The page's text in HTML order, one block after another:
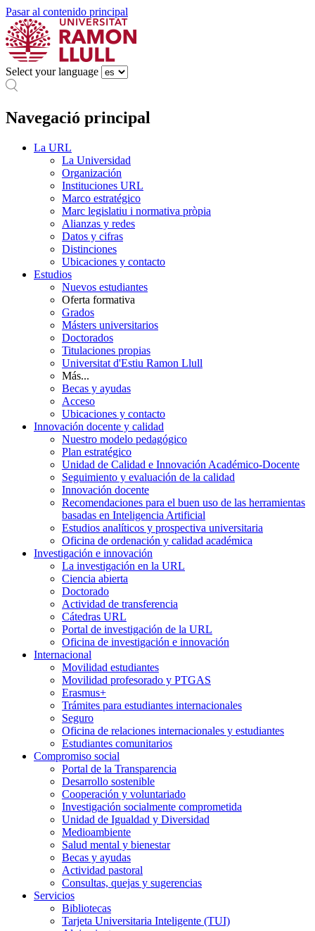
Pasar al contenido principal
Select your language
Navegació principal
La URL
La Universidad
Organización
Instituciones URL
Marco estratégico
Marc legislatiu i normativa pròpia
Alianzas y redes
Datos y cifras
Distinciones
Ubicaciones y contacto
Estudios
Nuevos estudiantes
Oferta formativa
Grados
Másters universitarios
Doctorados
Titulaciones propias
Universitat d'Estiu Ramon Llull
Más...
Becas y ayudas
Acceso
Ubicaciones y contacto
Innovación docente y calidad
Nuestro modelo pedagógico
Plan estratégico
Unidad de Calidad e Innovación Académico-Docente
Seguimiento y evaluación de la calidad
Innovación docente
Recomendaciones para el buen uso de las herramientas
basadas en Inteligencia Artificial
Estudios analíticos y prospectiva universitaria
Oficina de ordenación y calidad académica
Investigación e innovación
La investigación en la URL
Ciencia abierta
Doctorado
Actividad de transferencia
Cátedras URL
Portal de investigación de la URL
Oficina de investigación e innovación
Internacional
Movilidad estudiantes
Movilidad profesorado y PTGAS
Erasmus+
Trámites para estudiantes internacionales
Seguro
Oficina de relaciones internacionales y estudiantes
Estudiantes comunitarios
Compromiso social
Portal de la Transparencia
Desarrollo sostenible
Cooperación y voluntariado
Investigación socialmente comprometida
Unidad de Igualdad y Diversidad
Medioambiente
Salud mental y bienestar
Becas y ayudas
Actividad pastoral
Consultas, quejas y sugerencias
Servicios
Bibliotecas
Tarjeta Universitaria Inteligente (TUI)